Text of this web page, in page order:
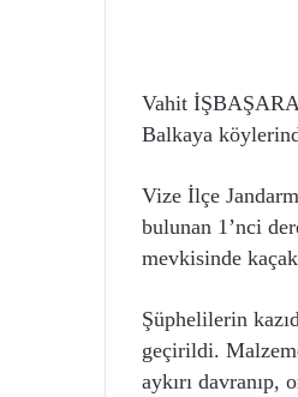
Vahit
Balkaya
Vize İlçe
bulunan 1’nci
mevkisinde
Şüphelilerin
geçirildi.
aykırı davranıp,